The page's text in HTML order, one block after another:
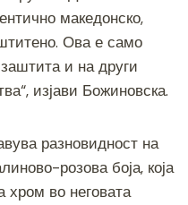
македонско,
Ова е само
и на други
изјави Божиновска.
разновидност на
розова боја, која
хром во неговата